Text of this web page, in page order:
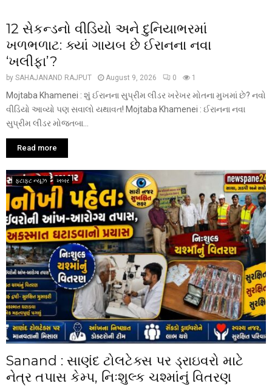
12 સેકન્ડનો વીડિયો અને દુનિયાભરમાં
ખળભળાટ: ક્યાં ગાયબ છે ઈરાનના નવા
‘ખલીફા’?
by SAHAJANAND RAJPUT August 9, 2026 0 1
Mojtaba Khamenei : શું ઈરાનના સુપ્રીમ લીડર ખરેખર મોતના મુખમાં છે? નવો
વીડિયો આવ્યો પણ સવાલો યથાવત! Mojtaba Khamenei : ઈરાનના નવા
સુપ્રીમ લીડર મોજતબા...
Read more
ફટાફટ ન્યૂઝ ખબર
Sanand : સાણંદ ટોલટેક્સ પર ડ્રાઇવરો માટે
નેત્ર તપાસ કેમ્પ, નિઃશુલ્ક ચશ્માંનું વિતરણ